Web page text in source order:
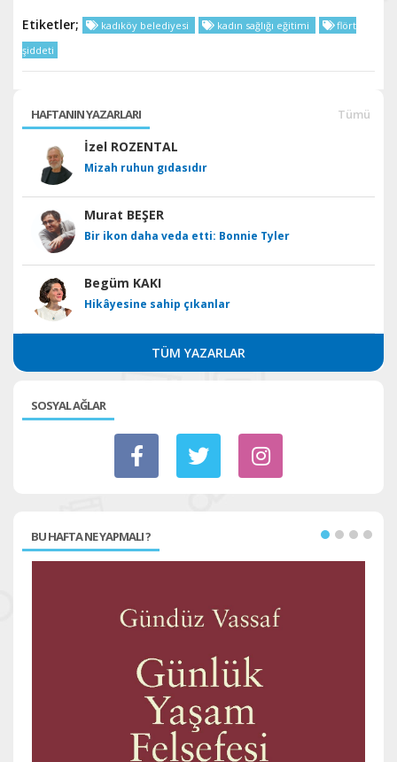
Etiketler; kadıköy belediyesi kadın sağlığı eğitimi
flört
şiddeti
HAFTANIN YAZARLARI Tümü
İzel ROZENTAL
Mizah ruhun gıdasıdır
Murat BEŞER
Bir ikon daha veda etti: Bonnie Tyler
Begüm KAKI
Hikâyesine sahip çıkanlar
TÜM YAZARLAR
SOSYAL AĞLAR
BU HAFTA NE YAPMALI ?